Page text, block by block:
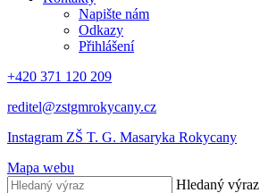
Napište nám
Odkazy
Přihlášení
+420 371 120 209
reditel@zstgmrokycany.cz
Instagram ZŠ T. G. Masaryka Rokycany
Mapa webu
Hledaný výraz